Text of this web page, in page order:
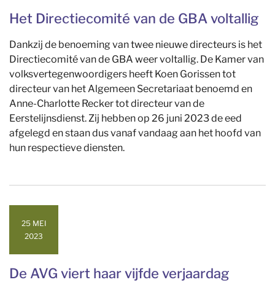
Het Directiecomité van de GBA voltallig
Dankzij de benoeming van twee nieuwe directeurs is het
Directiecomité van de GBA weer voltallig. De Kamer van
volksvertegenwoordigers heeft Koen Gorissen tot
directeur van het Algemeen Secretariaat benoemd en
Anne-Charlotte Recker tot directeur van de
Eerstelijnsdienst. Zij hebben op 26 juni 2023 de eed
afgelegd en staan dus vanaf vandaag aan het hoofd van
hun respectieve diensten.
25 MEI
2023
De AVG viert haar vijfde verjaardag